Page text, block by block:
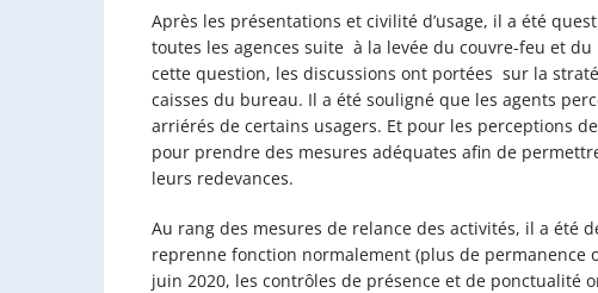
Après les présentations et civilité d’usage, il a été
toutes les agences suite à la levée du couvre-feu et
cette question, les discussions ont portées sur la
caisses du bureau. Il a été souligné que les agents
arriérés de certains usagers. Et pour les perceptions
pour prendre des mesures adéquates afin de
leurs redevances.
Au rang des mesures de relance des activités, il a été
reprenne fonction normalement (plus de
juin 2020, les contrôles de présence et de ponctualité